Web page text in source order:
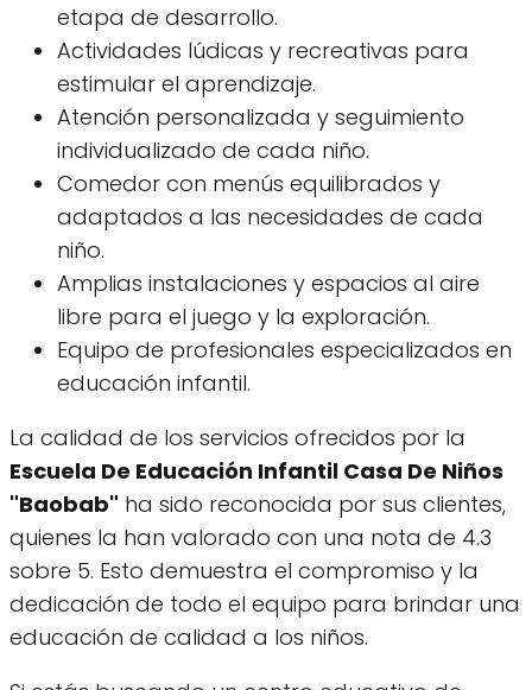
etapa de desarrollo.
Actividades lúdicas y recreativas para
estimular el aprendizaje.
Atención personalizada y seguimiento
individualizado de cada niño.
Comedor con menús equilibrados y
adaptados a las necesidades de cada
niño.
Amplias instalaciones y espacios al aire
libre para el juego y la exploración.
Equipo de profesionales especializados en
educación infantil.
La calidad de los servicios ofrecidos por la
Escuela De Educación Infantil Casa De Niños
"Baobab" ha sido reconocida por sus clientes,
quienes la han valorado con una nota de 4.3
sobre 5. Esto demuestra el compromiso y la
dedicación de todo el equipo para brindar una
educación de calidad a los niños.